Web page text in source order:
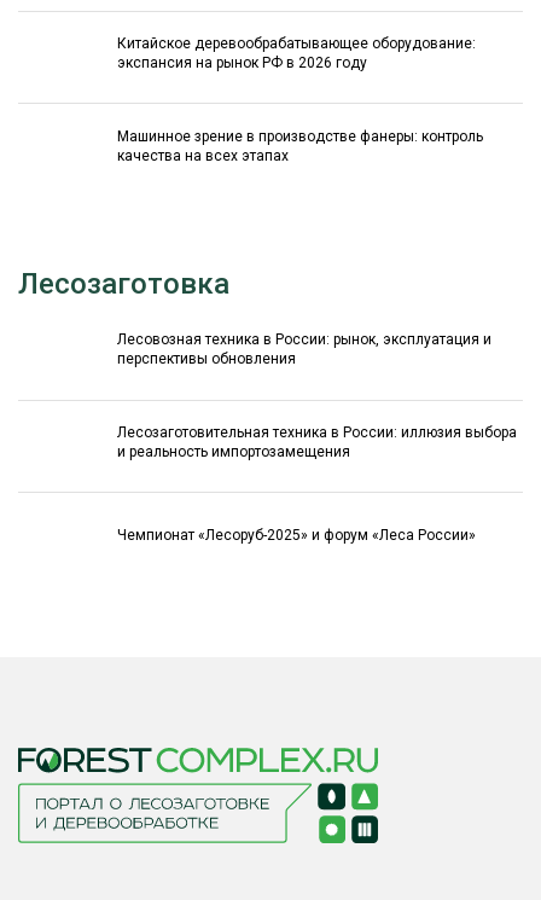
Китайское деревообрабатывающее оборудование:
экспансия на рынок РФ в 2026 году
Машинное зрение в производстве фанеры: контроль
качества на всех этапах
Лесозаготовка
Лесовозная техника в России: рынок, эксплуатация и
перспективы обновления
Лесозаготовительная техника в России: иллюзия выбора
и реальность импортозамещения
Чемпионат «Лесоруб-2025» и форум «Леса России»